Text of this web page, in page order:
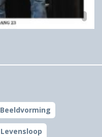
Beeldvorming
Levensloop